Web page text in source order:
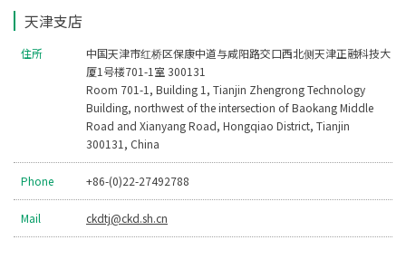
天津支店
住所
中国天津市红桥区保康中道与咸阳路交口西北侧天津正融科技大
厦1号楼701-1室 300131
Room 701-1, Building 1, Tianjin Zhengrong Technology
Building, northwest of the intersection of Baokang Middle
Road and Xianyang Road, Hongqiao District, Tianjin
300131, China
Phone +86-(0)22-27492788
Mail ckdtj@ckd.sh.cn